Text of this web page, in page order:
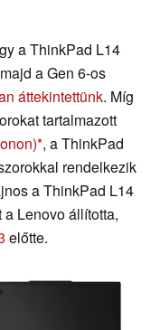
a ThinkPad L14
a Gen 6-os
áttekintettünk. Míg
tartalmazott
, a ThinkPad
rendelkezik
a ThinkPad L14
Lenovo állította,
előtte.